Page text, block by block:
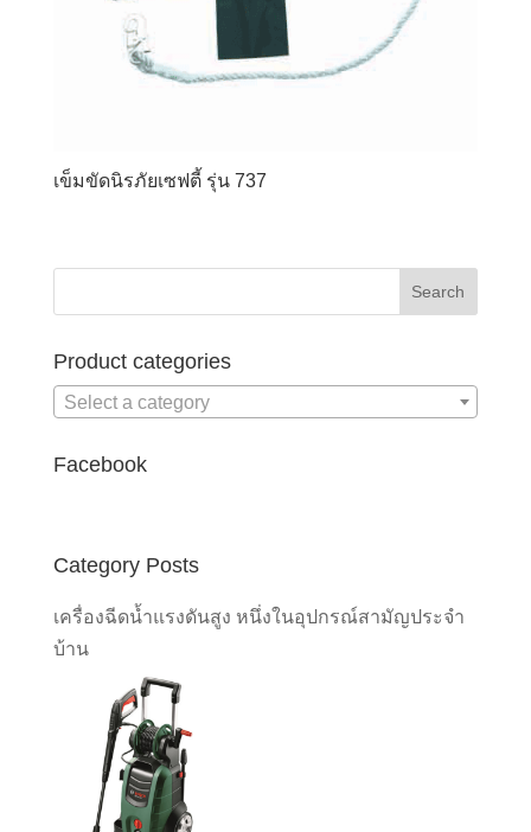
เข็มขัดนิรภัยเซฟตี้ รุ่น 737
Product categories
Select a category
Facebook
Category Posts
เครื่องฉีดน้ำแรงดันสูง หนึ่งในอุปกรณ์สามัญประจำ
บ้าน